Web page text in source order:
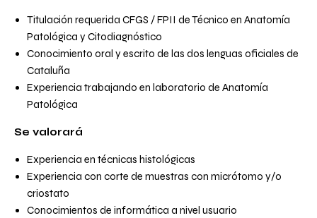
Titulación requerida CFGS / FPII de Técnico en Anatomía
Patológica y Citodiagnóstico
Conocimiento oral y escrito de las dos lenguas oficiales de
Cataluña
Experiencia trabajando en laboratorio de Anatomía
Patológica
Se valorará
Experiencia en técnicas histológicas
Experiencia con corte de muestras con micrótomo y/o
criostato
Conocimientos de informática a nivel usuario